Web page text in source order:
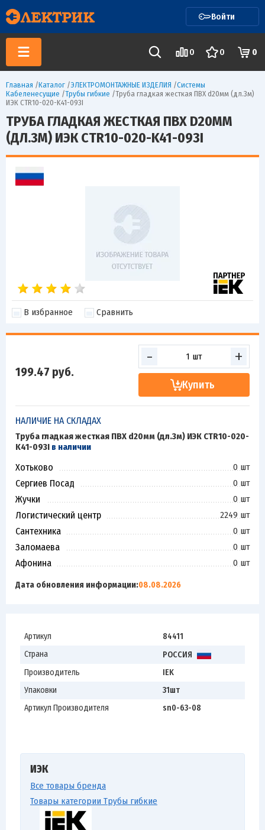
Войти
0 0 0
Главная /Каталог /ЭЛЕКТРОМОНТАЖНЫЕ ИЗДЕЛИЯ /Системы
Кабеленесущие /Трубы гибкие /Труба гладкая жесткая ПВХ d20мм (дл.3м)
ИЭК CTR10-020-K41-093I
ТРУБА ГЛАДКАЯ ЖЕСТКАЯ ПВХ D20ММ
(ДЛ.3М) ИЭК CTR10-020-K41-093I
В избранное Сравнить
199.47 руб.
- +
Купить
НАЛИЧИЕ НА СКЛАДАХ
Труба гладкая жесткая ПВХ d20мм (дл.3м) ИЭК CTR10-020-
K41-093I в наличии
Хотьково 0 шт
Сергиев Посад 0 шт
Жучки 0 шт
Логистический центр 2249 шт
Сантехника 0 шт
Заломаева 0 шт
Афонина 0 шт
Дата обновления информации:08.08.2026
Артикул
84411
Страна
РОССИЯ
Производитель
IEK
Упаковки
31шт
Артикул Производителя
sn0-63-08
ИЭК
Все товары бренда
Товары категории Трубы гибкие